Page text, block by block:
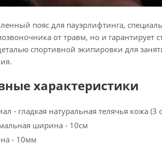
пояс для пауэрлифтинга,
от травм, но и
спортивной экипировки для
характеристики
- гладкая натуральная телячья кожа (3
ширина - 10см
- 10мм